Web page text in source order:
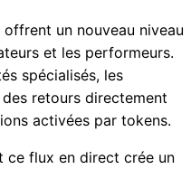
un nouveau niveau
et les performeurs.
spécialisés, les
retours directement
activées par tokens.
ce flux en direct crée un